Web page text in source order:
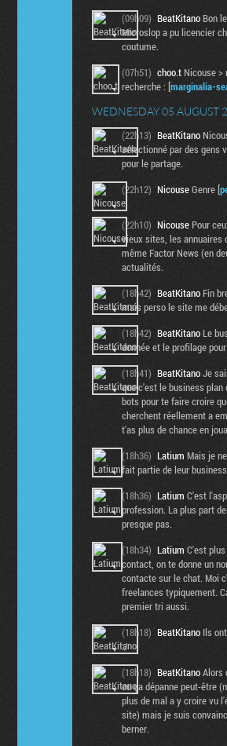
(09h09) BeatKitano Bon
Microslop a pu licencier
coutume.
(07h51) choo.t Nicouse
recherche : [marginalia-
WEDNESDAY 05 AUGUST
(22h13) BeatKitano
sélectionné par des gens
pour le partage.
(22h12) NicouseGenre [
(22h10) Nicouse Pour
vieux sites, les annuaires
même Factor News (en
actualités.
(18h42) BeatKitano Fin
mais perso le site me
(18h42) BeatKitano Le
donnée et le profilage
(18h41) BeatKitanoJe
que c'est le business plan
bots pour te faire croire
cherchent réellement a
t'as plus de chance en
(18h36) Latium Mais je
fait partie de leur
(18h36) Latium C'est
profession. La plus part
presque pas.
(18h34) Latium C'est
contact, on te donne un
contacte sur le chat. Moi
freelances typiquement.
premier tri aussi.
(18h18) BeatKitano Ils
:/
(18h18) BeatKitanoAlors
ou ça dépanne peut-être
plus de mal a y croire vu
site) mais je suis
berner.